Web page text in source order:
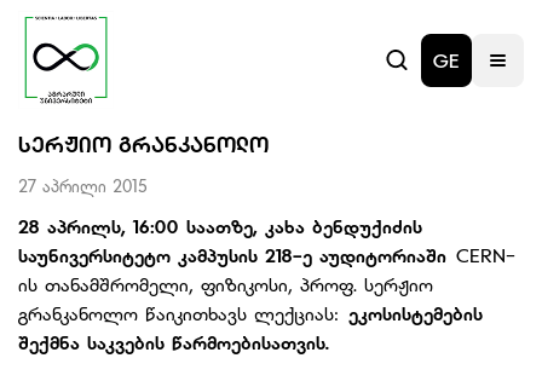
GE
ᲡᲔᲠᲟᲘᲝ ᲒᲠᲐᲜᲙᲐᲜᲝᲚᲝ
27 აპრილი 2015
28 აპრილს, 16:00 საათზე, კახა ბენდუქიძის
საუნივერსიტეტო კამპუსის 218-ე აუდიტორიაში CERN-
ის თანამშრომელი, ფიზიკოსი, პროფ. სერჟიო
გრანკანოლო წაიკითხავს ლექციას: ეკოსისტემების
შექმნა საკვების წარმოებისათვის.